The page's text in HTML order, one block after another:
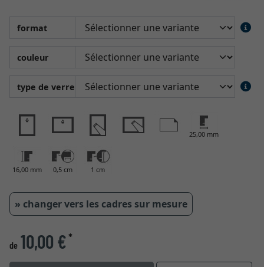
format
couleur
type de verre
25,00 mm
16,00 mm 0,5 cm 1 cm
» changer vers les cadres sur mesure
de 10,00 €*